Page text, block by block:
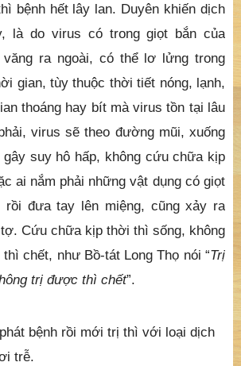
bệnh hết lây lan. Duyên khiến dịch
là do virus có trong giọt bắn của
ra ngoài, có thể lơ lửng trong
gian, tùy thuộc thời tiết nóng, lạnh,
thoáng hay bít mà virus tồn tại lâu
virus sẽ theo đường mũi, xuống
gây suy hô hấp, không cứu chữa kịp
ai nắm phải những vật dụng có giọt
rồi đưa tay lên miệng, cũng xảy ra
Cứu chữa kịp thời thì sống, không
chết, như Bồ-tát Long Thọ nói “Trị
trị được thì chết”.
bệnh rồi mới trị thì với loại dịch
trễ.